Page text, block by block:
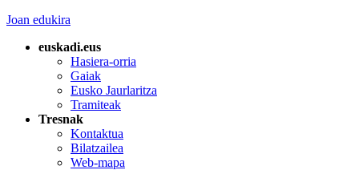
Joan edukira
euskadi.eus
Hasiera-orria
Gaiak
Eusko Jaurlaritza
Tramiteak
Tresnak
Kontaktua
Bilatzailea
Web-mapa